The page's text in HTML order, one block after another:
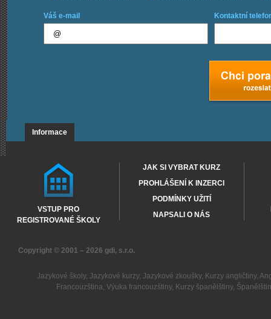
Váš e-mail Kontaktní
Informace
VSTUP PRO
REGISTROVANÉ ŠKOLY
JAK SI VYBRAT KURZ
PROHLÁŠENÍ K INZERCI
PODMÍNKY UŽITÍ
NAPSALI O NÁS
Copyright © 2001 – 2026 gdi, s.r.o.
Jazykové školy, Jazykové kurzy, Jazykové zkoušky, Kurzy angličtiny,
Francouzština,Výuka francouzštiny, Kurzy španělštiny,